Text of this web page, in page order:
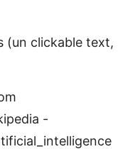
(un clickable text,
-